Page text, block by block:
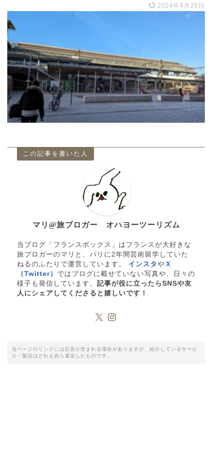
2024年4月26日
この記事を書いた人
マリ@旅ブロガー オハヨーツーリズム
当ブログ「フランスボックス」はフランスが大好きな
旅ブロガーのマリと、パリに2年間芸術留学していた
ねるのふたりで運営しています。 インスタ や Ｘ
（Twitter） ではブログに載せていない写真や、日々の
様子も発信しています。 記事が役に立ったらSNSや友
人にシェアしてくださると嬉しいです！
当ページのリンクには広告が含まれる場合がありますが、紹介しているサービ
ス・製品はどれも自ら選定したものです。